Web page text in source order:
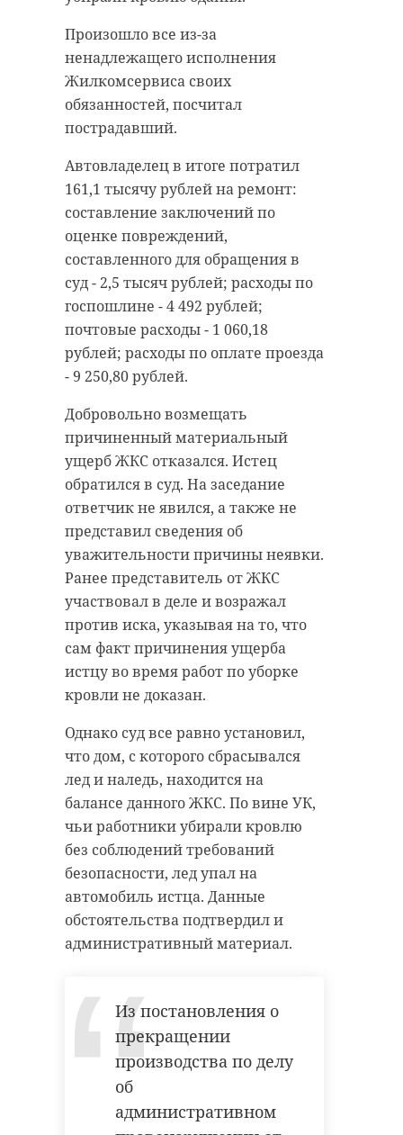
Произошло все из-за
ненадлежащего исполнения
Жилкомсервиса своих
обязанностей, посчитал
пострадавший.
Автовладелец в итоге потратил
161,1 тысячу рублей на ремонт:
составление заключений по
оценке повреждений,
составленного для обращения в
суд - 2,5 тысяч рублей; расходы по
госпошлине - 4 492 рублей;
почтовые расходы - 1 060,18
рублей; расходы по оплате проезда
- 9 250,80 рублей.
Добровольно возмещать
причиненный материальный
ущерб ЖКС отказался. Истец
обратился в суд. На заседание
ответчик не явился, а также не
представил сведения об
уважительности причины неявки.
Ранее представитель от ЖКС
участвовал в деле и возражал
против иска, указывая на то, что
сам факт причинения ущерба
истцу во время работ по уборке
кровли не доказан.
Однако суд все равно установил,
что дом, с которого сбрасывался
лед и наледь, находится на
балансе данного ЖКС. По вине УК,
чьи работники убирали кровлю
без соблюдений требований
безопасности, лед упал на
автомобиль истца. Данные
обстоятельства подтвердил и
административный материал.
Из постановления о
прекращении
производства по делу
об
административном